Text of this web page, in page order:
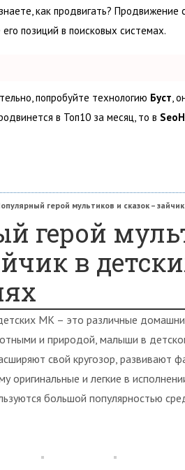
как продвигать?
позиций в поисковых системах.
попробуйте технологию Буст,
в Топ10 за месяц, то в
герой мультиков и сказок –
герой
в
МК – это различные
и природой, малыши в
свой кругозор, развивают
оригинальные и легкие в
большой популярностью